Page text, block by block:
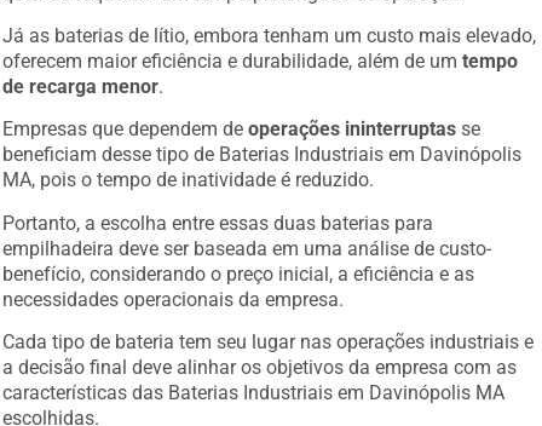
Já as baterias de lítio, embora tenham um custo mais elevado,
oferecem maior eficiência e durabilidade, além de umtempo
de recarga menor
Empresas que dependem deoperações ininterruptas se
beneficiam desse tipo de Baterias Industriais em Davinópolis
MA, pois o tempo de inatividade é reduzido.
Portanto, a escolha entre essas duas baterias para
empilhadeira deve ser baseada em uma análise de custo-
benefício, considerando o preço inicial, a eficiência e as
necessidades operacionais da empresa.
Cada tipo de bateria tem seu lugar nas operações industriais e
a decisão final deve alinhar os objetivos da empresa com as
características das Baterias Industriais em Davinópolis MA
escolhidas.